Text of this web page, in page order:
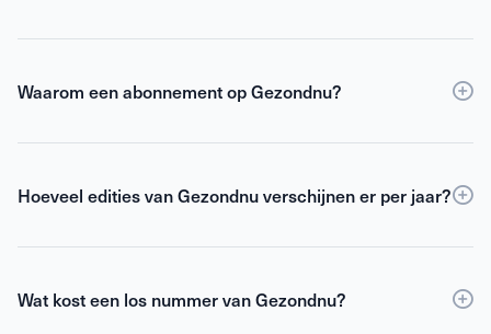
Waarom een abonnement op Gezondnu?
Eenabonnementop Gezondnu is de slimste keuze
opzichte van losse verkoop én toegang tot de digitale
geïnformeerd en geïnspireerd om het beste uit jezelf
Hoeveel edities van Gezondnu verschijnen er per jaar?
Gezondnu verschijnt 6 keer per jaar.
Wat kost een los nummer van Gezondnu?